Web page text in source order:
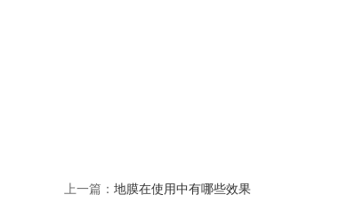
上一篇： 地膜在使用中有哪些效果